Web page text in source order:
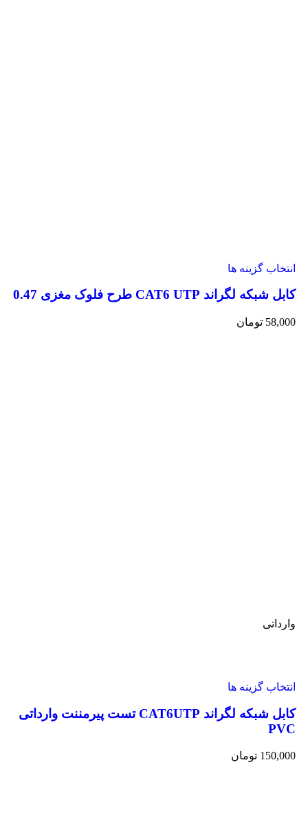
انتخاب گزینه ها
کابل شبکه لگراند CAT6 UTP طرح فلوک مغزی 0.47
58,000 تومان
وارداتی
انتخاب گزینه ها
کابل شبکه لگراند CAT6UTP تست پیرمننت وارداتی
PVC
150,000 تومان